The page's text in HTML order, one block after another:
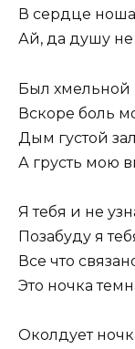
В сердце
Ай, да душу не
Был хмельной
Вскоре боль
Дым густой
А грусть мою
Я тебя и не
Позабуду я
Все что
Это ночка
Околдует